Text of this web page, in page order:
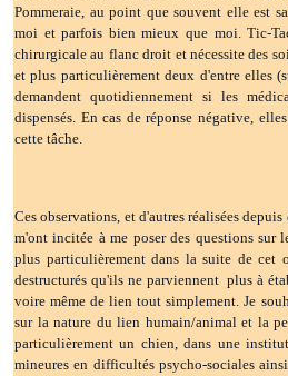
Pommeraie, au point que souvent elle est
moi et parfois bien mieux que moi. Tic-
chirurgicale au flanc droit et nécessite des
et plus particulièrement deux d'entre elles
demandent quotidiennement si les
dispensés. En cas de réponse négative,
cette tâche.
Ces observations, et d'autres réalisées
m'ont incitée à me poser des questions sur
plus particulièrement dans la suite de
destructurés qu'ils ne parviennent plus à
voire même de lien tout simplement. Je
sur la nature du lien humain/animal et la
particulièrement un chien, dans une
mineures en difficultés psycho-sociales